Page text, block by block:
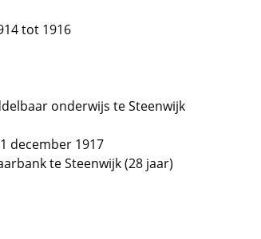
tot 1916
onderwijs te Steenwijk
december 1917
te Steenwijk (28 jaar)